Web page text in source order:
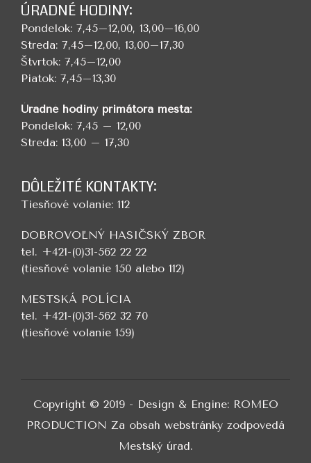
ÚRADNÉ HODINY:
Pondelok: 7,45–12,00, 13,00–16,00
Streda: 7,45–12,00, 13,00–17,30
Štvrtok: 7,45–12,00
Piatok: 7,45–13,30
Úradné hodiny primátora mesta:
Pondelok: 7,45 – 12,00
Streda: 13,00 – 17,30
DÔLEŽITÉ KONTAKTY:
Tiesňové volanie: 112
DOBROVOĽNÝ HASIČSKÝ ZBOR
tel. +421-(0)31-562 22 22
(tiesňové volanie 150 alebo 112)
MESTSKÁ POLÍCIA
tel. +421-(0)31-562 32 70
(tiesňové volanie 159)
Copyright © 2019 - Design & Engine: ROMEO
PRODUCTION Za obsah webstránky zodpovedá
Mestský úrad.